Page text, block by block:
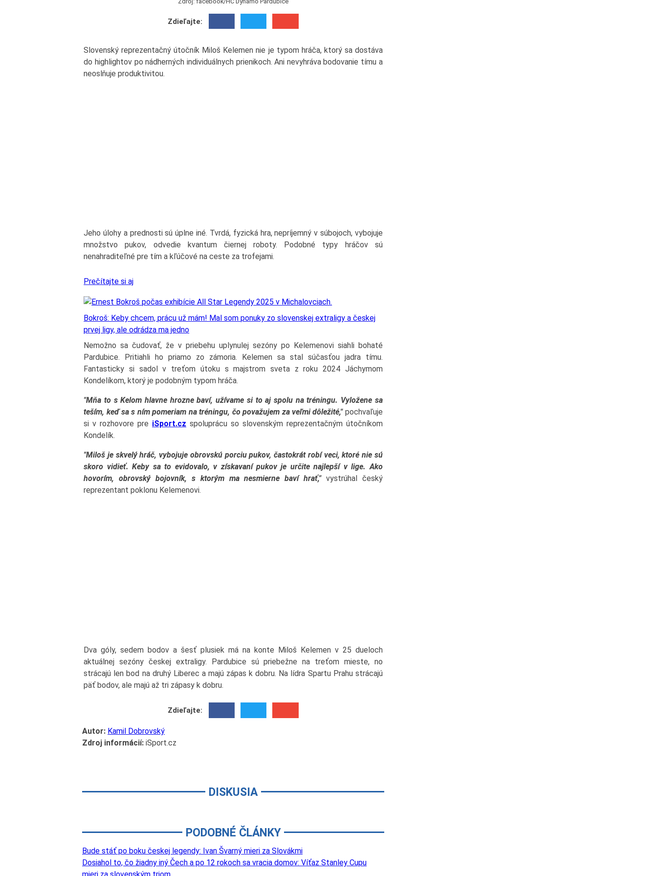
Zdieľajte:
Slovenský reprezentačný útočník Miloš Kelemen nie je typom hráča, ktorý sa dostáva
do highlightov po nádherných individuálnych prienikoch. Ani nevyhráva bodovanie tímu a
neoslňuje produktivitou.
Jeho úlohy a prednosti sú úplne iné. Tvrdá, fyzická hra, nepríjemný v súbojoch, vybojuje
množstvo pukov, odvedie kvantum čiernej roboty. Podobné typy hráčov sú
nenahraditeľné pre tím a kľúčové na ceste za trofejami.
Prečítajte si aj
Bokroš: Keby chcem, prácu už mám! Mal som ponuky zo slovenskej extraligy a českej
prvej ligy, ale odrádza ma jedno
Nemožno sa čudovať, že v priebehu uplynulej sezóny po Kelemenovi siahli bohaté
Pardubice. Pritiahli ho priamo zo zámoria. Kelemen sa stal súčasťou jadra tímu.
Fantasticky si sadol v treťom útoku s majstrom sveta z roku 2024 Jáchymom
Kondelíkom, ktorý je podobným typom hráča.
"Mňa to s Kelom hlavne hrozne baví, užívame si to aj spolu na tréningu. Vyložene sa
teším, keď sa s ním pomeriam na tréningu, čo považujem za veľmi dôležité,"pochvaľuje
si v rozhovore pre iSport.cz spoluprácu so slovenským reprezentačným útočníkom
Kondelík.
"Miloš je skvelý hráč, vybojuje obrovskú porciu pukov, častokrát robí veci, ktoré nie sú
skoro vidieť. Keby sa to evidovalo, v získavaní pukov je určite najlepší v lige. Ako
hovorím, obrovský bojovník, s ktorým ma nesmierne baví hrať,"vystrúhal český
reprezentant poklonu Kelemenovi.
Dva góly, sedem bodov a šesť plusiek má na konte Miloš Kelemen v 25 dueloch
aktuálnej sezóny českej extraligy. Pardubice sú priebežne na treťom mieste, no
strácajú len bod na druhý Liberec a majú zápas k dobru. Na lídra Spartu Prahu strácajú
päť bodov, ale majú až tri zápasy k dobru.
Zdieľajte:
Autor: Kamil Dobrovský
Zdroj informácií: iSport.cz
DISKUSIA
PODOBNÉ ČLÁNKY
Bude stáť po boku českej legendy: Ivan Švarný mieri za Slovákmi
Dosiahol to, čo žiadny iný Čech a po 12 rokoch sa vracia domov: Víťaz Stanley Cupu